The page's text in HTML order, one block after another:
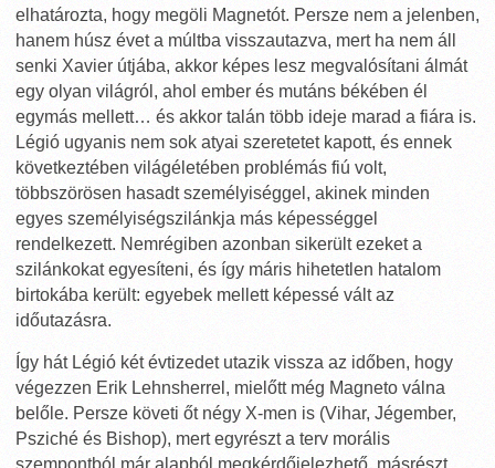
elhatározta, hogy megöli Magnetót. Persze nem a jelenben,
hanem húsz évet a múltba visszautazva, mert ha nem áll
senki Xavier útjába, akkor képes lesz megvalósítani álmát
egy olyan világról, ahol ember és mutáns békében él
egymás mellett… és akkor talán több ideje marad a fiára is.
Légió ugyanis nem sok atyai szeretetet kapott, és ennek
következtében világéletében problémás fiú volt,
többszörösen hasadt személyiséggel, akinek minden
egyes személyiségszilánkja más képességgel
rendelkezett. Nemrégiben azonban sikerült ezeket a
szilánkokat egyesíteni, és így máris hihetetlen hatalom
birtokába került: egyebek mellett képessé vált az
időutazásra.
Így hát Légió két évtizedet utazik vissza az időben, hogy
végezzen Erik Lehnsherrel, mielőtt még Magneto válna
belőle. Persze követi őt négy X-men is (Vihar, Jégember,
Psziché és Bishop), mert egyrészt a terv morális
szempontból már alapból megkérdőjelezhető, másrészt